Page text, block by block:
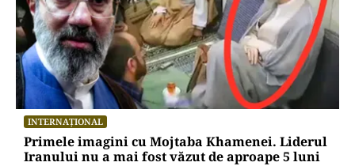
INTERNAȚIONAL
Primele imagini cu Mojtaba Khamenei. Liderul
Iranului nu a mai fost văzut de aproape 5 luni